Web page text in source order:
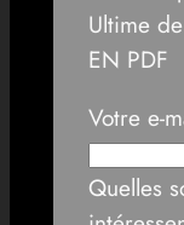
Ultime
EN PDF
Votre e-
Quelles